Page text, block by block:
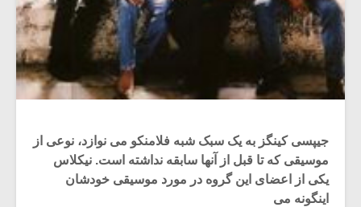
جیپسی کینگز به یک سبک شبه فلامنکو می نوازد، نوعی از
موسیقی که تا قبل از آنها سابقه نداشته است. نیکلاس
یکی از اعضای این گروه در مورد موسیقی خودشان
اینگونه می